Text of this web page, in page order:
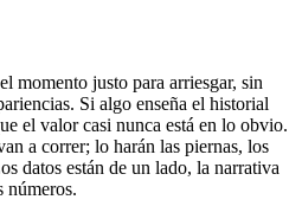
momento justo para arriesgar, sin
Si algo enseña el historial
el valor casi nunca está en lo obvio.
a correr; lo harán las piernas, los
datos están de un lado, la narrativa
números.